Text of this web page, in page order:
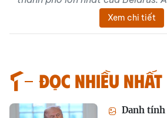
Xem chi tiết
Đọc nhiều nhất
Danh